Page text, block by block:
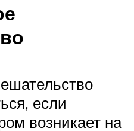
если
возникает на